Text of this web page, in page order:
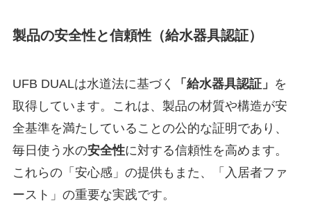
製品の安全性と信頼性（給水器具認証）
UFB DUALは水道法に基づく 「給水器具認証」 を
取得しています。これは、製品の材質や構造が安
全基準を満たしていることの公的な証明であり、
毎日使う水の安全性に対する信頼性を高めます。
これらの「安心感」の提供もまた、「入居者ファ
ースト」の重要な実践です。